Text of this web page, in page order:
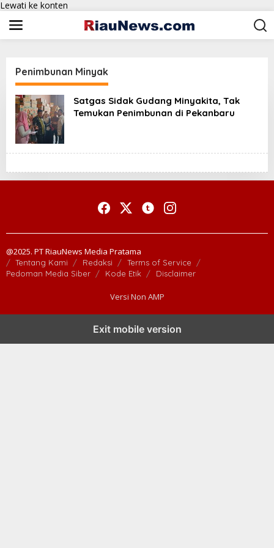
Lewati ke konten
Penimbunan Minyak
Satgas Sidak Gudang Minyakita, Tak
Temukan Penimbunan di Pekanbaru
@2025. PT RiauNews Media Pratama
Tentang Kami Redaksi
Terms of Service
Pedoman Media Siber
Kode Etik Disclaimer
Versi Non AMP
Exit mobile version